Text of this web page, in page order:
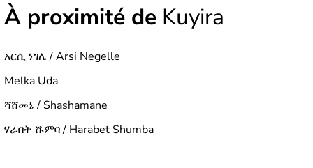
À proximité de Kuyira
አርሲ ነገሌ / Arsi Negelle
Melka Uda
ሻሸመኔ / Shashamane
ሃራበት ሹምባ / Harabet Shumba